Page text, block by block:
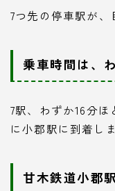
7つ先の停車駅が、
乗車時間は、
7駅、わずか16分
に小郡駅に到着しま
甘木鉄道小郡